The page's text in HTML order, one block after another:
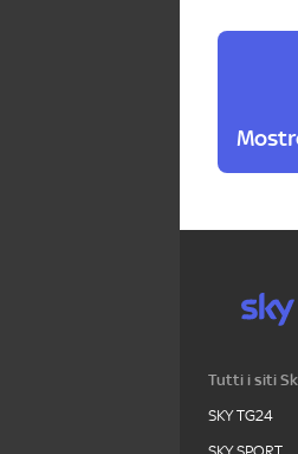
Tutti i siti
SKY TG24